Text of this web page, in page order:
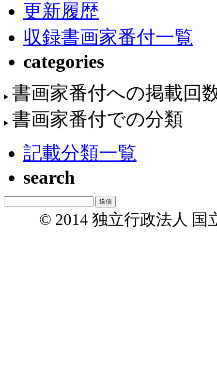
更新履歴
収録書画家番付一覧
categories
書画家番付への掲載回
書画家番付での分類
記載分類一覧
search
© 2014 独立行政法人 国